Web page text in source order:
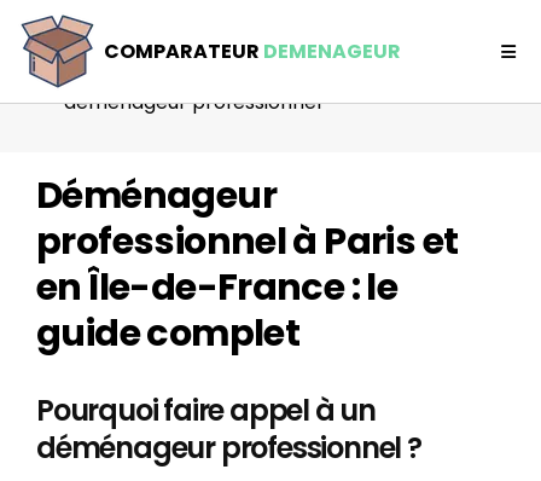
COMPARATEUR DEMENAGEUR
Comparateur déménageur
Déménageur
demenageur professionnel
Déménageur
professionnel à Paris et
en Île-de-France : le
guide complet
Pourquoi faire appel à un
déménageur professionnel ?